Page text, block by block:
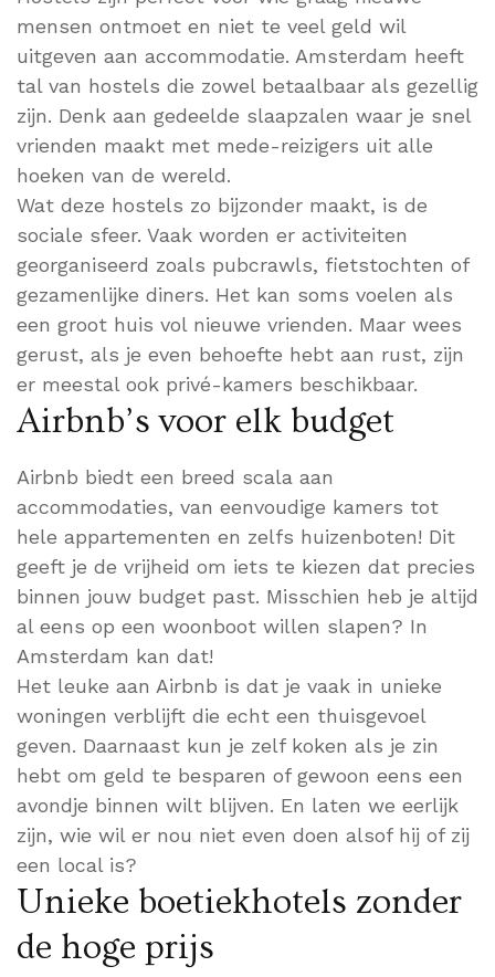
mensen ontmoet en niet te veel geld wil
uitgeven aan accommodatie. Amsterdam heeft
tal van hostels die zowel betaalbaar als gezellig
zijn. Denk aan gedeelde slaapzalen waar je snel
vrienden maakt met mede-reizigers uit alle
hoeken van de wereld.
Wat deze hostels zo bijzonder maakt, is de
sociale sfeer. Vaak worden er activiteiten
georganiseerd zoals pubcrawls, fietstochten of
gezamenlijke diners. Het kan soms voelen als
een groot huis vol nieuwe vrienden. Maar wees
gerust, als je even behoefte hebt aan rust, zijn
er meestal ook privé-kamers beschikbaar.
Airbnb’s voor elk budget
Airbnb biedt een breed scala aan
accommodaties, van eenvoudige kamers tot
hele appartementen en zelfs huizenboten! Dit
geeft je de vrijheid om iets te kiezen dat precies
binnen jouw budget past. Misschien heb je altijd
al eens op een woonboot willen slapen? In
Amsterdam kan dat!
Het leuke aan Airbnb is dat je vaak in unieke
woningen verblijft die echt een thuisgevoel
geven. Daarnaast kun je zelf koken als je zin
hebt om geld te besparen of gewoon eens een
avondje binnen wilt blijven. En laten we eerlijk
zijn, wie wil er nou niet even doen alsof hij of zij
een local is?
Unieke boetiekhotels zonder
de hoge prijs